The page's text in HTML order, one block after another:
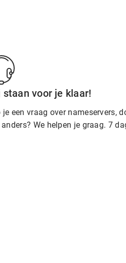
staan voor je klaar!
je een vraag over nameservers,
We helpen je graag. 7